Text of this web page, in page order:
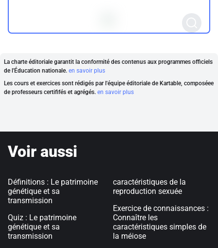
La charte éditoriale garantit la conformité des contenus aux programmes officiels
de l'Éducation nationale. en savoir plus
Les cours et exercices sont rédigés par l'équipe éditoriale de Kartable, composéee
de professeurs certififés et agrégés. en savoir plus
Voir aussi
Définitions : Le patrimoine
génétique et sa
transmission
Quiz : Le patrimoine
génétique et sa
transmission
caractéristiques de la
reproduction sexuée
Exercice de connaissances :
Connaître les
caractéristiques simples de
la méiose